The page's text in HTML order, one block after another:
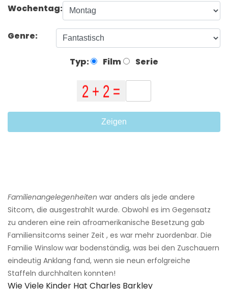
Wochentag:
Genre:
Typ: Film Serie
Zeigen
Familienangelegenheiten war anders als jede andere
Sitcom, die ausgestrahlt wurde. Obwohl es im Gegensatz
zu anderen eine rein afroamerikanische Besetzung gab
Familiensitcoms seiner Zeit , es war mehr zuordenbar. Die
Familie Winslow war bodenständig, was bei den Zuschauern
eindeutig Anklang fand, wenn sie neun erfolgreiche
Staffeln durchhalten konnten!
Wie Viele Kinder Hat Charles Barkley